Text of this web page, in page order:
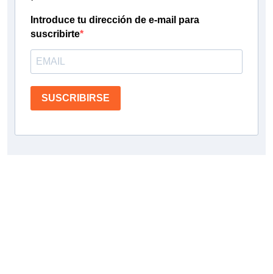
Introduce tu dirección de e-mail para
suscribirte
SUSCRIBIRSE